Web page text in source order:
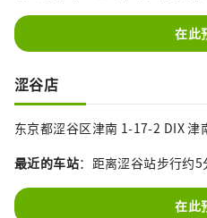
在此
涩谷店
东京都涩谷区津南 1-17-2 DIX 津
最近的车站：距离涩谷站步行约5
在此